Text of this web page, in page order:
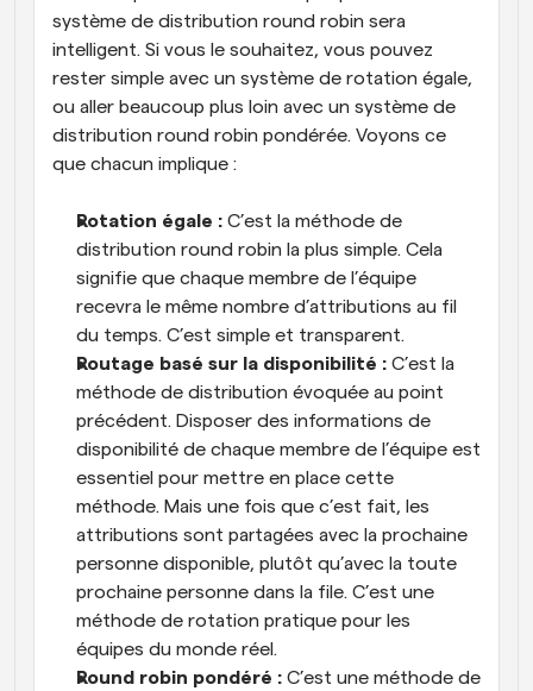
système de distribution round robin sera
intelligent. Si vous le souhaitez, vous pouvez
rester simple avec un système de rotation égale,
ou aller beaucoup plus loin avec un système de
distribution round robin pondérée. Voyons ce
que chacun implique :
Rotation égale : C’est la méthode de
distribution round robin la plus simple. Cela
signifie que chaque membre de l’équipe
recevra le même nombre d’attributions au fil
du temps. C’est simple et transparent.
Routage basé sur la disponibilité : C’est la
méthode de distribution évoquée au point
précédent. Disposer des informations de
disponibilité de chaque membre de l’équipe est
essentiel pour mettre en place cette
méthode. Mais une fois que c’est fait, les
attributions sont partagées avec la prochaine
personne disponible, plutôt qu’avec la toute
prochaine personne dans la file. C’est une
méthode de rotation pratique pour les
équipes du monde réel.
Round robin pondéré : C’est une méthode de